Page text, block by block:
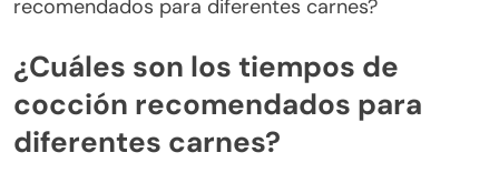
¿Cuáles son los tiempos de
cocción recomendados para
diferentes carnes?